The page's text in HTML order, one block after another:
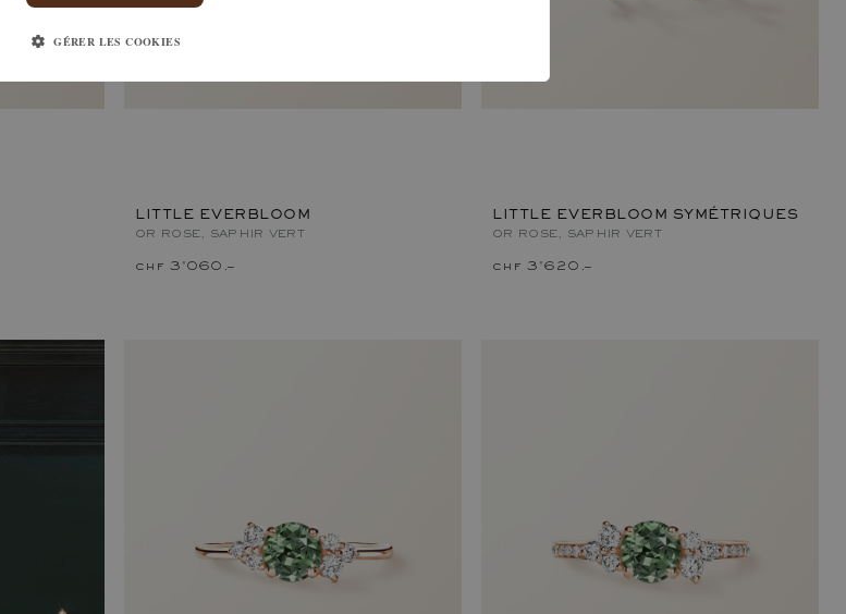
LITTLE EVERBLOOM
OR ROSE, SAPHIR VERT
chf 3'060.–
LITTLE EVERBLOOM SYMÉTRIQUES
OR ROSE, SAPHIR VERT
chf 3'620.–
GÉRER LES COOKIES